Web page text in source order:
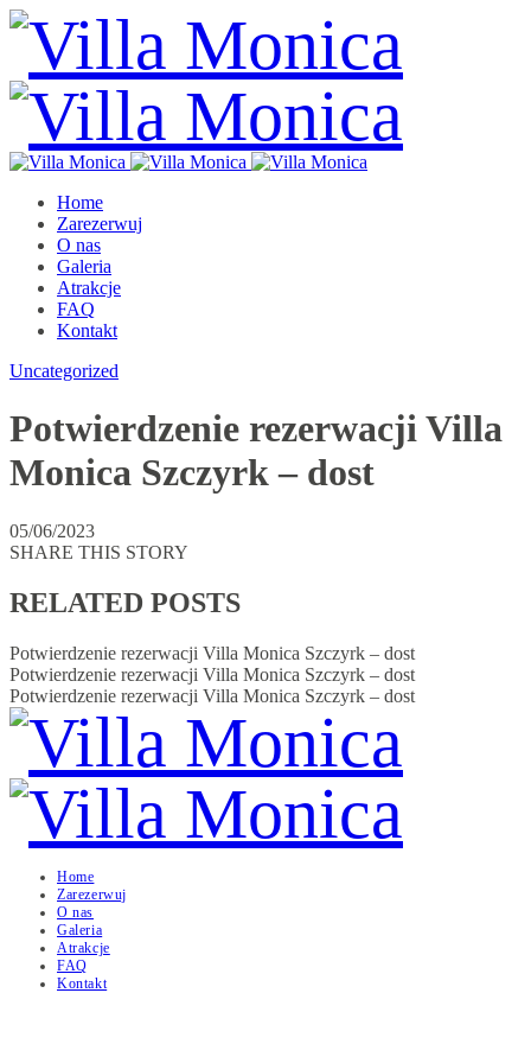
Home
Zarezerwuj
O nas
Galeria
Atrakcje
FAQ
Kontakt
Uncategorized
Potwierdzenie rezerwacji Villa
Monica Szczyrk – dost
05/06/2023
SHARE THIS STORY
RELATED POSTS
Potwierdzenie rezerwacji Villa Monica Szczyrk – dost
Potwierdzenie rezerwacji Villa Monica Szczyrk – dost
Potwierdzenie rezerwacji Villa Monica Szczyrk – dost
Home
Zarezerwuj
O nas
Galeria
Atrakcje
FAQ
Kontakt